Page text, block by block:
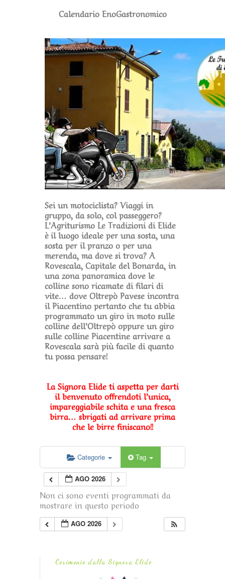
Calendario EnoGastronomico
Sei un motociclista? Viaggi in
gruppo, da solo, col passeggero?
L’Agriturismo Le Tradizioni di Elide
è il luogo ideale per una sosta, una
sosta per il pranzo o per una
merenda, ma dove si trova? A
Rovescala, Capitale del Bonarda, in
una zona panoramica dove le
colline sono ricamate di filari di
vite… dove Oltrepò Pavese incontra
il Piacentino pertanto che tu abbia
programmato un giro in moto sulle
colline dell’Oltrepò oppure un giro
sulle colline Piacentine arrivare a
Rovescala sarà più facile di quanto
tu possa pensare!
La Signora Elide ti aspetta per darti
il benvenuto offrendoti l’unica,
impareggiabile schita e una fresca
birra… sbrigati ad arrivare prima
che le birre finiscano!!
Categorie Tag
AGO 2026
Non ci sono eventi programmati da
mostrare in questo periodo
AGO 2026
Cerimonie dalla Signora Elide